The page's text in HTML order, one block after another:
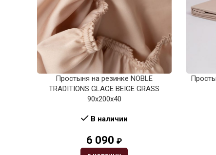
Простыня на резинке NOBLE
TRADITIONS GLACE BEIGE GRASS
90х200х40
В наличии
6 090 ₽